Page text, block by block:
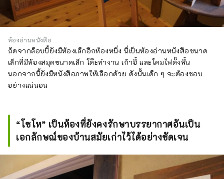
ห้องอ่านหนังสือ
ถัดจากล็อบบี้ยังมีห้องเล็กอีกห้องหนึ่ง นี่เป็นห้องอ่านหนังสือขนาด
เล็กที่มีห้องสมุดขนาดเล็ก โต๊ะทำงาน เก้าอี้ และโคมไฟตั้งพื้น
นอกจากนี้ยังมีหนังสือภาพให้เลือกด้วย ดังนั้นเด็ก ๆ จะต้องชอบ
อย่างแน่นอน
“โซโห” เป็นห้องที่ยังคงรักษาบรรยากาศอันเป็น
เอกลักษณ์ของบ้านสมัยเก่าไว้ได้อย่างชัดเจน